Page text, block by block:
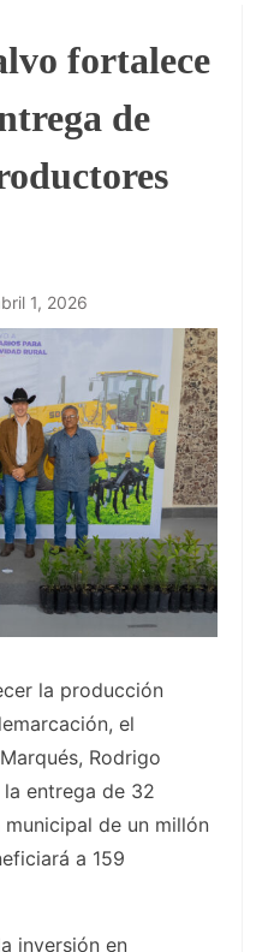
fortalece
de
1, 2026
la producción
el
Rodrigo
entrega de 32
de un millón
a 159
inversión en